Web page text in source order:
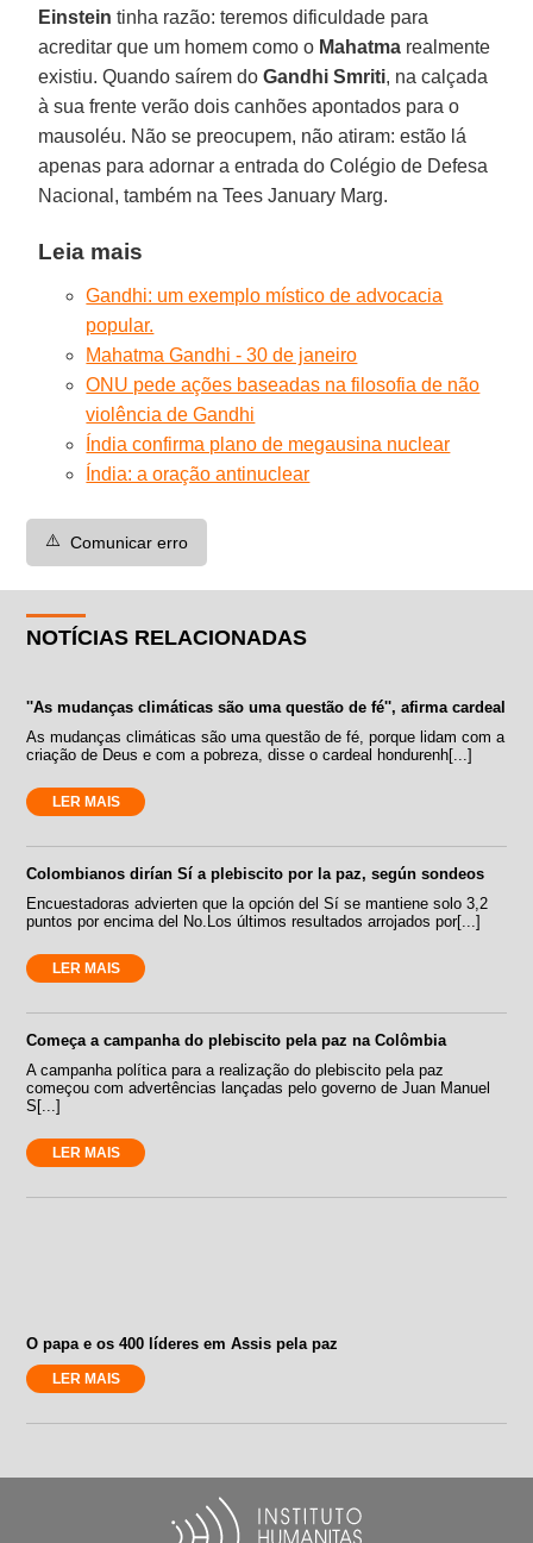
Einstein tinha razão: teremos dificuldade para
acreditar que um homem como o Mahatma realmente
existiu. Quando saírem doGandhi Smriti, na calçada
à sua frente verão dois canhões apontados para o
mausoléu. Não se preocupem, não atiram: estão lá
apenas para adornar a entrada do Colégio de Defesa
Nacional, também na Tees January Marg.
Leia mais
Gandhi: um exemplo místico de advocacia
popular.
Mahatma Gandhi - 30 de janeiro
ONU pede ações baseadas na filosofia de não
violência de Gandhi
Índia confirma plano de megausina nuclear
Índia: a oração antinuclear
⚠️ Comunicar erro
NOTÍCIAS RELACIONADAS
''As mudanças climáticas são uma questão de fé'', afirma cardeal
As mudanças climáticas são uma questão de fé, porque lidam com a
criação de Deus e com a pobreza, disse o cardeal hondurenh[...]
LER MAIS
Colombianos dirían Sí a plebiscito por la paz, según sondeos
Encuestadoras advierten que la opción del Sí se mantiene solo 3,2
puntos por encima del No.Los últimos resultados arrojados por[...]
LER MAIS
Começa a campanha do plebiscito pela paz na Colômbia
A campanha política para a realização do plebiscito pela paz
começou com advertências lançadas pelo governo de Juan Manuel
S[...]
LER MAIS
O papa e os 400 líderes em Assis pela paz
LER MAIS